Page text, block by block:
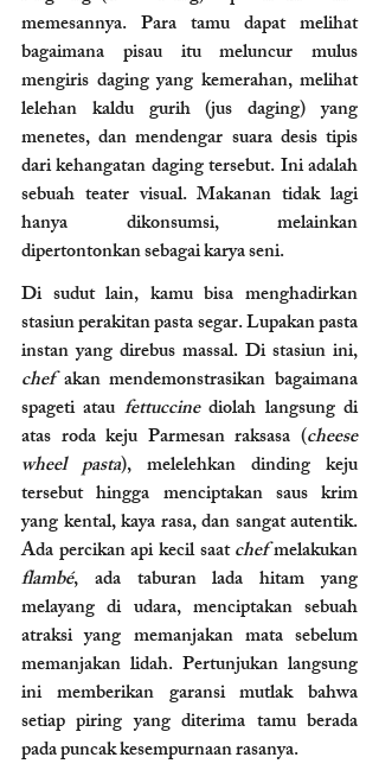
memesannya. Para tamu dapat melihat
bagaimana pisau itu meluncur mulus
mengiris daging yang kemerahan, melihat
lelehan kaldu gurih (jus daging) yang
menetes, dan mendengar suara desis tipis
dari kehangatan daging tersebut. Ini adalah
sebuah teater visual. Makanan tidak lagi
hanya dikonsumsi, melainkan
dipertontonkan sebagai karya seni.
Di sudut lain, kamu bisa menghadirkan
stasiun perakitan pasta segar. Lupakan pasta
chef akan mendemonstrasikan bagaimana
spageti atau fettuccine diolah langsung di
atas roda keju Parmesan raksasa (cheese
wheel pasta), melelehkan dinding keju
tersebut hingga menciptakan saus krim
yang kental, kaya rasa, dan sangat autentik.
Ada percikan api kecil saat chef
flambé, ada taburan lada hitam yang
melayang di udara, menciptakan sebuah
atraksi yang memanjakan mata sebelum
memanjakan lidah. Pertunjukan langsung
ini memberikan garansi mutlak bahwa
setiap piring yang diterima tamu berada
pada puncak kesempurnaan rasanya.